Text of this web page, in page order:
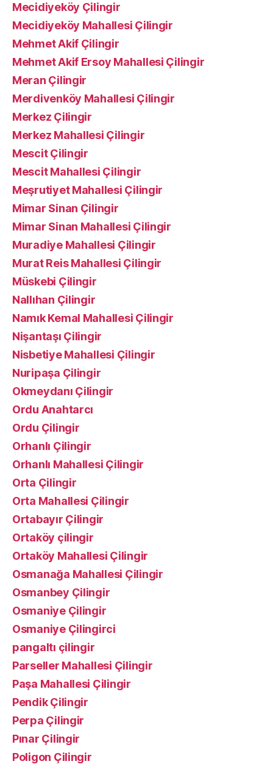
Mecidiyeköy Çilingir
Mecidiyeköy Mahallesi Çilingir
Mehmet Akif Çilingir
Mehmet Akif Ersoy Mahallesi Çilingir
Meran Çilingir
Merdivenköy Mahallesi Çilingir
Merkez Çilingir
Merkez Mahallesi Çilingir
Mescit Çilingir
Mescit Mahallesi Çilingir
Meşrutiyet Mahallesi Çilingir
Mimar Sinan Çilingir
Mimar Sinan Mahallesi Çilingir
Muradiye Mahallesi Çilingir
Murat Reis Mahallesi Çilingir
Müskebi Çilingir
Nallıhan Çilingir
Namık Kemal Mahallesi Çilingir
Nişantaşı Çilingir
Nisbetiye Mahallesi Çilingir
Nuripaşa Çilingir
Okmeydanı Çilingir
Ordu Anahtarcı
Ordu Çilingir
Orhanlı Çilingir
Orhanlı Mahallesi Çilingir
Orta Çilingir
Orta Mahallesi Çilingir
Ortabayır Çilingir
Ortaköy çilingir
Ortaköy Mahallesi Çilingir
Osmanağa Mahallesi Çilingir
Osmanbey Çilingir
Osmaniye Çilingir
Osmaniye Çilingirci
pangaltı çilingir
Parseller Mahallesi Çilingir
Paşa Mahallesi Çilingir
Pendik Çilingir
Perpa Çilingir
Pınar Çilingir
Poligon Çilingir